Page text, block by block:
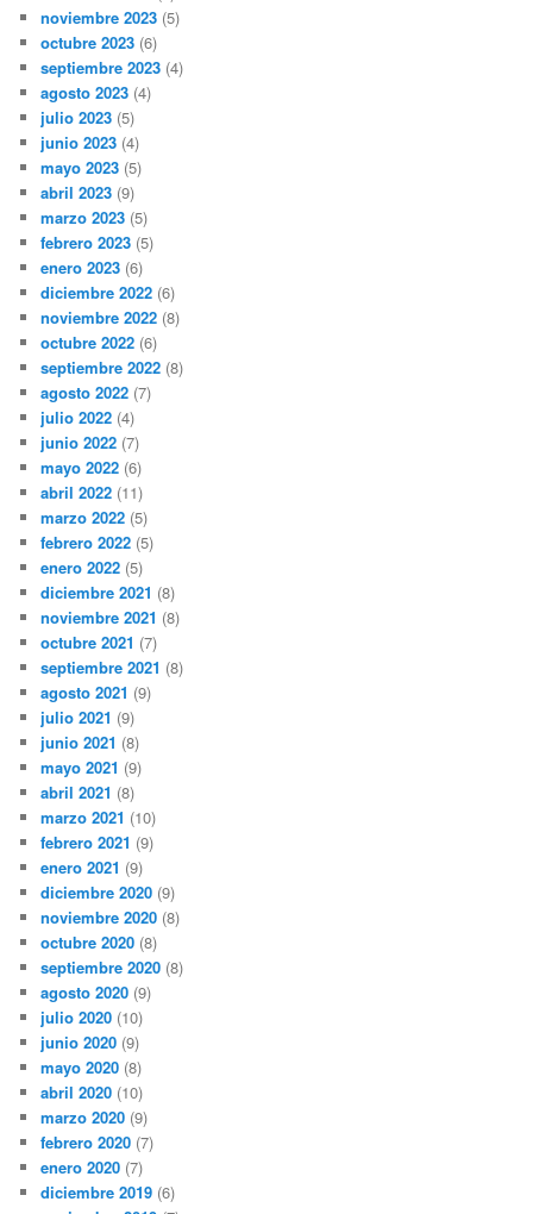
noviembre 2023 (5)
octubre 2023 (6)
septiembre 2023 (4)
agosto 2023 (4)
julio 2023 (5)
junio 2023 (4)
mayo 2023 (5)
abril 2023 (9)
marzo 2023 (5)
febrero 2023 (5)
enero 2023 (6)
diciembre 2022 (6)
noviembre 2022 (8)
octubre 2022 (6)
septiembre 2022 (8)
agosto 2022 (7)
julio 2022 (4)
junio 2022 (7)
mayo 2022 (6)
abril 2022 (11)
marzo 2022 (5)
febrero 2022 (5)
enero 2022 (5)
diciembre 2021 (8)
noviembre 2021 (8)
octubre 2021 (7)
septiembre 2021 (8)
agosto 2021 (9)
julio 2021 (9)
junio 2021 (8)
mayo 2021 (9)
abril 2021 (8)
marzo 2021 (10)
febrero 2021 (9)
enero 2021 (9)
diciembre 2020 (9)
noviembre 2020 (8)
octubre 2020 (8)
septiembre 2020 (8)
agosto 2020 (9)
julio 2020 (10)
junio 2020 (9)
mayo 2020 (8)
abril 2020 (10)
marzo 2020 (9)
febrero 2020 (7)
enero 2020 (7)
diciembre 2019 (6)